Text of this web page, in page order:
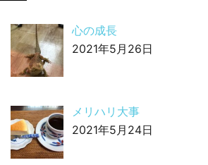
心の成長
2021年5月26日
メリハリ大事
2021年5月24日